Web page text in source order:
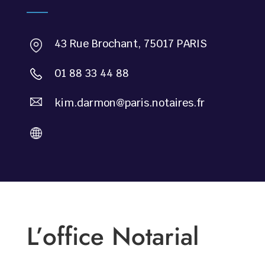
43 Rue Brochant, 75017 PARIS
01 88 33 44 88
kim.darmon@paris.notaires.fr
L’office Notarial